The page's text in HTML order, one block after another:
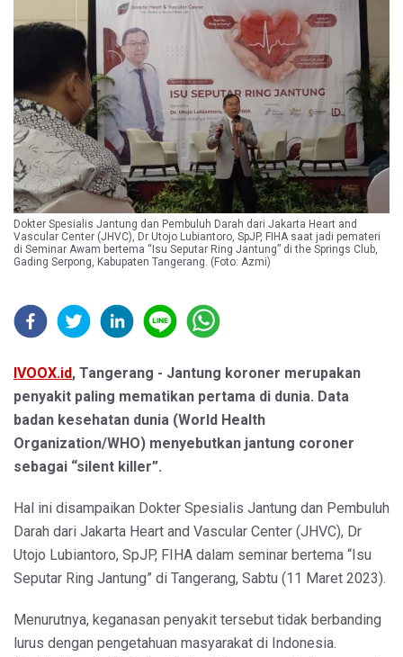
Dokter Spesialis Jantung dan Pembuluh Darah dari Jakarta Heart and
Vascular Center (JHVC), Dr Utojo Lubiantoro, SpJP, FIHA saat jadi pemateri
di Seminar Awam bertema “Isu Seputar Ring Jantung” di the Springs Club,
Gading Serpong, Kabupaten Tangerang. (Foto: Azmi)
IVOOX.id, Tangerang - Jantung koroner merupakan
penyakit paling mematikan pertama di dunia. Data
badan kesehatan dunia (World Health
Organization/WHO) menyebutkan jantung coroner
sebagai “silent killer”.
Hal ini disampaikan Dokter Spesialis Jantung dan Pembuluh
Darah dari Jakarta Heart and Vascular Center (JHVC), Dr
Utojo Lubiantoro, SpJP, FIHA dalam seminar bertema “Isu
Seputar Ring Jantung” di Tangerang, Sabtu (11 Maret 2023).
Menurutnya, keganasan penyakit tersebut tidak berbanding
lurus dengan pengetahuan masyarakat di Indonesia.